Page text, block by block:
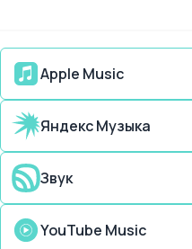
Apple Music
Яндекс Музыка
Звук
YouTube Music